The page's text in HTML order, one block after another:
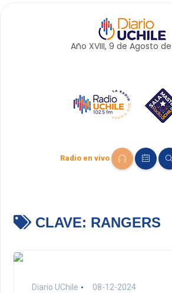
Año XVIII, 9 de Agosto
Radio en vivo
CLAVE: RANGERS
Diario UChile 08-12-2024